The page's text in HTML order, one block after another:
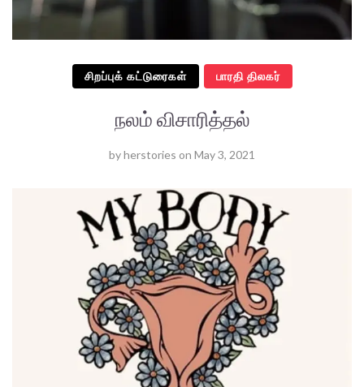
சிறப்புக் கட்டுரைகள் பாரதி திலகர்
நலம் விசாரித்தல்
byherstories on May 3, 2021